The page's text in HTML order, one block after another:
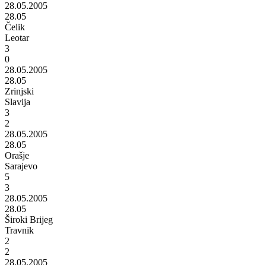
28.05.2005
28.05
Čelik
Leotar
3
0
28.05.2005
28.05
Zrinjski
Slavija
3
2
28.05.2005
28.05
Orašje
Sarajevo
5
3
28.05.2005
28.05
Široki Brijeg
Travnik
2
2
28.05.2005